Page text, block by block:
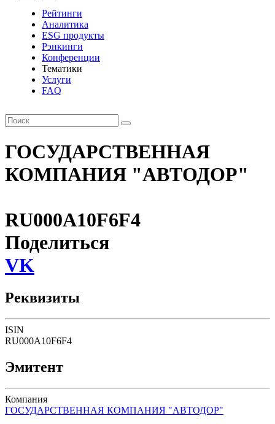
Рейтинги
Аналитика
ESG продукты
Рэнкинги
Конференции
Тематики
Услуги
FAQ
ГОСУДАРСТВЕННАЯ
КОМПАНИЯ "АВТОДОР"
RU000A10F6F4
Поделиться
VK
Реквизиты
ISIN
RU000A10F6F4
Эмитент
Компания
ГОСУДАРСТВЕННАЯ КОМПАНИЯ "АВТОДОР"